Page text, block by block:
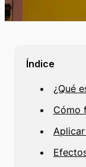
Índice
¿Qué
Cómo